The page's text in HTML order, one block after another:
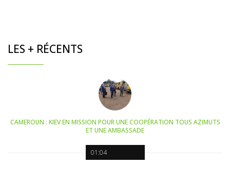
LES + RÉCENTS
01:04
CAMEROUN : KIEV EN MISSION POUR UNE COOPÉRATION TOUS AZIMUTS
ET UNE AMBASSADE